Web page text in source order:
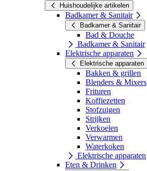
Huishoudelijke artikelen
Badkamer & Sanitair
Badkamer & Sanitair
Bad & Douche
Badkamer & Sanitair
Elektrische apparaten
Elektrische apparaten
Bakken & grillen
Blenders & Mixers
Frituren
Koffiezetten
Stofzuigen
Strijken
Verkoelen
Verwarmen
Waterkoken
Elektrische apparaten
Eten & Drinken